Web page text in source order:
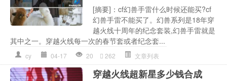
[摘要]：cf幻兽手雷什么时候还能买?cf
幻兽手雷不能买了。幻兽系列是18年穿
越火线十周年的纪念套装,幻兽手雷就是
其中之一。穿越火线每一次的春节套或者纪念套...
cy 04-17 20 262 文章列表
穿越火线超新星多少钱合成